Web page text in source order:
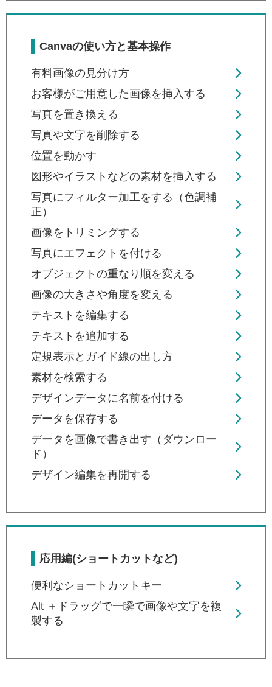
Canvaの使い方と基本操作
有料画像の見分け方
お客様がご用意した画像を挿入する
写真を置き換える
写真や文字を削除する
位置を動かす
図形やイラストなどの素材を挿入する
写真にフィルター加工をする（色調補
正）
画像をトリミングする
写真にエフェクトを付ける
オブジェクトの重なり順を変える
画像の大きさや角度を変える
テキストを編集する
テキストを追加する
定規表示とガイド線の出し方
素材を検索する
デザインデータに名前を付ける
データを保存する
データを画像で書き出す（ダウンロー
ド）
デザイン編集を再開する
応用編(ショートカットなど)
便利なショートカットキー
Alt ＋ドラッグで一瞬で画像や文字を複
製する